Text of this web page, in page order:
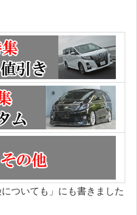
ついても」にも書きました